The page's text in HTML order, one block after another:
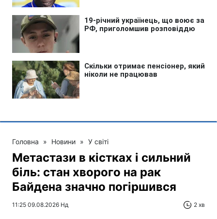
Головна » Новини » У світі
Метастази в кістках і сильний
біль: стан хворого на рак
Байдена значно погіршився
11:25 09.08.2026 Нд 2 хв